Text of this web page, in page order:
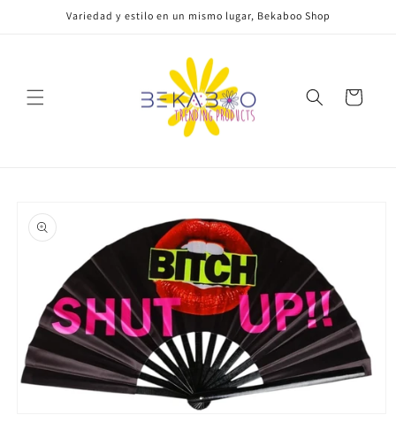
directamenteVariedad y estilo en un mismo lugar, Bekaboo Shop
Carrito
a la
información